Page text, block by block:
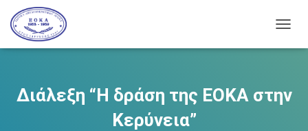
Ν
Α
Διάλεξη “Η δράση της ΕΟΚΑ στην
Κερύνεια”